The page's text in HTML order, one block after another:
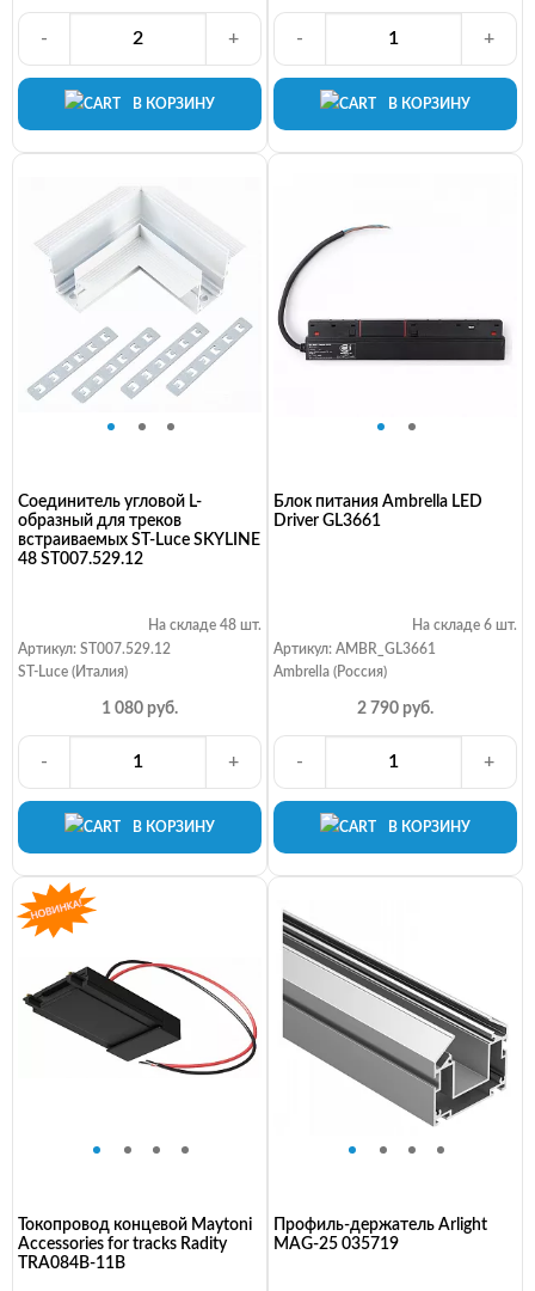
В КОРЗИНУ
- +
В КОРЗИНУ
- +
Соединитель угловой L-
образный для треков
встраиваемых ST-Luce SKYLINE
48 ST007.529.12
На складе 48 шт.
Артикул: ST007.529.12
ST-Luce (Италия)
1 080 руб.
В КОРЗИНУ
- +
Блок питания Ambrella LED
Driver GL3661
На складе 6 шт.
Артикул: AMBR_GL3661
Ambrella (Россия)
2 790 руб.
В КОРЗИНУ
- +
Токопровод концевой Maytoni
Accessories for tracks Radity
TRA084B-11B
Профиль-держатель Arlight
MAG-25 035719